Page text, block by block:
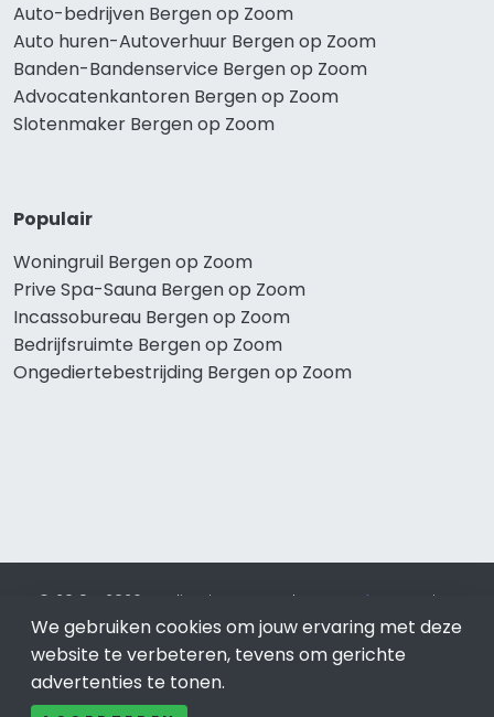
Auto-bedrijven Bergen op Zoom
Auto huren-Autoverhuur Bergen op Zoom
Banden-Bandenservice Bergen op Zoom
Advocatenkantoren Bergen op Zoom
Slotenmaker Bergen op Zoom
Populair
Woningruil Bergen op Zoom
Prive Spa-Sauna Bergen op Zoom
Incassobureau Bergen op Zoom
Bedrijfsruimte Bergen op Zoom
Ongediertebestrijding Bergen op Zoom
© 2019 - 2026 Realisatie en SEO door SEO-bureau
Lion
Internet. Betaal alleen voor bewezen resultaten?SEO
optimalisatie No Cure No Pay.Bergen op Zoomis onderdeel
van Lion Internet.
We gebruiken cookies om jouw ervaring met deze
website te verbeteren, tevens om gerichte
advertenties te tonen.